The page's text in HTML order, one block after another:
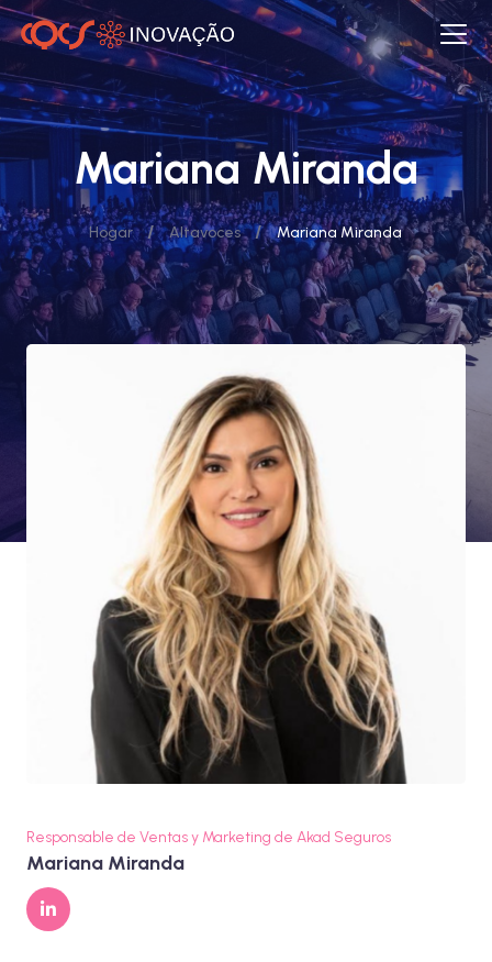
Mariana Miranda
Hogar / Altavoces / Mariana Miranda
Responsable de Ventas y Marketing de Akad Seguros
Mariana Miranda